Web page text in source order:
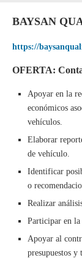
BAYSAN
https://
OFERTA:
Apoyar en la
económicos
vehículos.
Elaborar
de vehículo.
Identificar
o
Realizar
Participar en la
Apoyar al
presupuestos y